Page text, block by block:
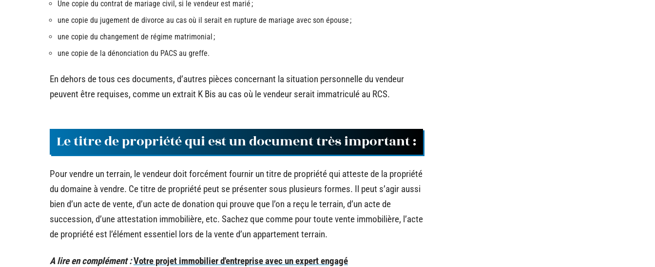
Une copie du contrat de mariage civil, si le vendeur est marié ;
une copie du jugement de divorce au cas où il serait en rupture de mariage avec son épouse ;
une copie du changement de régime matrimonial ;
une copie de la dénonciation du PACS au greffe.
En dehors de tous ces documents, d’autres pièces concernant la situation personnelle du vendeur
peuvent être requises, comme un extrait K Bis au cas où le vendeur serait immatriculé au RCS.
Le titre de propriété qui est un document très important :
Pour vendre un terrain, le vendeur doit forcément fournir un titre de propriété qui atteste de la propriété
du domaine à vendre. Ce titre de propriété peut se présenter sous plusieurs formes. Il peut s’agir aussi
bien d’un acte de vente, d’un acte de donation qui prouve que l’on a reçu le terrain, d’un acte de
succession, d’une attestation immobilière, etc. Sachez que comme pour toute vente immobilière, l’acte
de propriété est l’élément essentiel lors de la vente d’un appartement terrain.
A lire en complément :Votre projet immobilier d'entreprise avec un expert engagé